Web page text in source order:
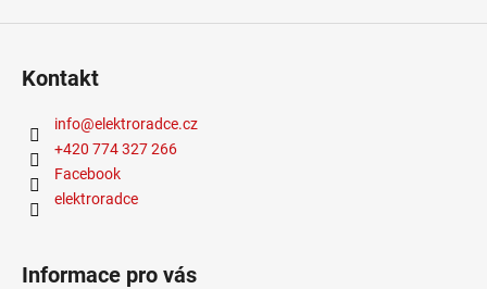
Kontakt
info@elektroradce.cz
+420 774 327 266
Facebook
elektroradce
Informace pro vás